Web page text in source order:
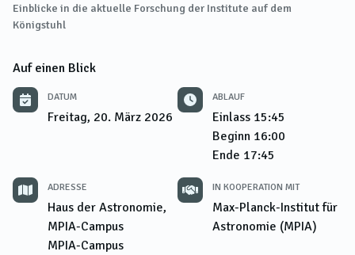
Einblicke in die aktuelle Forschung der Institute auf dem
Königstuhl
Auf einen Blick
DATUM
Freitag, 20. März 2026
ABLAUF
Einlass 15:45
Beginn 16:00
Ende 17:45
ADRESSE
Haus der Astronomie,
MPIA-Campus
MPIA-Campus
IN KOOPERATION MIT
Max-Planck-Institut für
Astronomie (MPIA)